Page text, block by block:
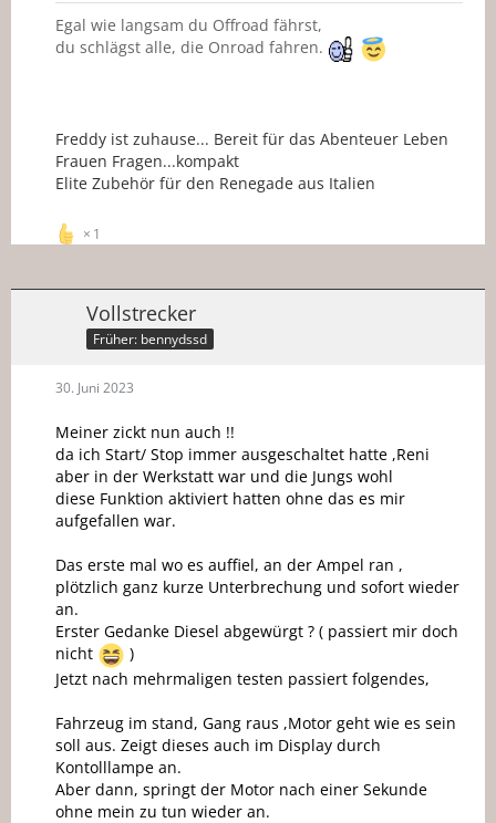
Egal wie langsam du Offroad fährst,
du schlägst alle, die Onroad fahren.
Freddy ist zuhause... Bereit für das Abenteuer Leben
Frauen Fragen...kompakt
Elite Zubehör für den Renegade aus Italien
1
Vollstrecker
Früher: bennydssd
30. Juni 2023
Meiner zickt nun auch !!
da ich Start/ Stop immer ausgeschaltet hatte ,Reni
aber in der Werkstatt war und die Jungs wohl
diese Funktion aktiviert hatten ohne das es mir
aufgefallen war.
Das erste mal wo es auffiel, an der Ampel ran ,
plötzlich ganz kurze Unterbrechung und sofort wieder
an.
Erster Gedanke Diesel abgewürgt ? ( passiert mir doch
nicht
)
Jetzt nach mehrmaligen testen passiert folgendes,
Fahrzeug im stand, Gang raus ,Motor geht wie es sein
soll aus. Zeigt dieses auch im Display durch
Kontolllampe an.
Aber dann, springt der Motor nach einer Sekunde
ohne mein zu tun wieder an.